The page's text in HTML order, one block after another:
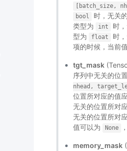
[batch_size,
bool
时，无关
类型为
int
时
型为
float
时
项的时候，当前
tgt_mask
序列中无关的位
nhead,
位置所对应的值
无关的位置所对
无关的位置所对
值可以为
None
memory_mask